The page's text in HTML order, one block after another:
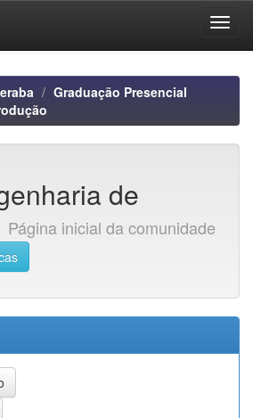
Graduação Presencial
de
Página inicial da comunidade